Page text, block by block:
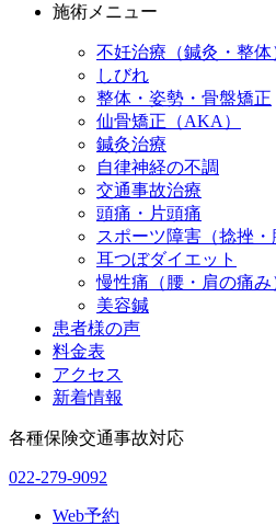
施術メニュー
不妊治療（鍼灸・整体
しびれ
整体・姿勢・骨盤矯正
仙骨矯正（AKA）
鍼灸治療
自律神経の不調
交通事故治療
頭痛・片頭痛
スポーツ障害（捻挫・
耳つぼダイエット
慢性痛（腰・肩の痛み
美容鍼
患者様の声
料金表
アクセス
新着情報
各種保険交通事故対応
022-279-9092
Web予約